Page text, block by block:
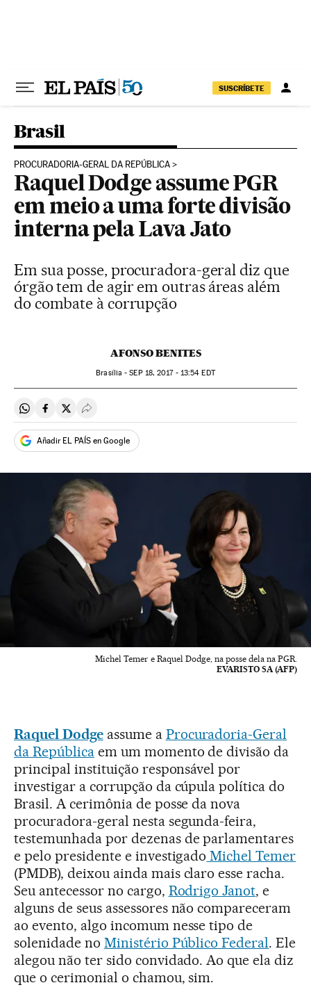
SUSCRÍBETE
Brasil
PROCURADORIA-GERAL DA REPÚBLICA
Raquel Dodge assume PGR
em meio a uma forte divisão
interna pela Lava Jato
Em sua posse, procuradora-geral diz que
órgão tem de agir em outras áreas além
do combate à corrupção
AFONSO BENITES
Brasília -SEP18, 2017 - 13:54 EDT
Compartir en Whatsapp
Compartir en Facebook
Compartir en Twitter
Desplegar Redes Sociales
Añadir EL PAÍS en Google
Michel Temer e Raquel Dodge, na posse dela na PGR.
EVARISTO SA (AFP)
Raquel Dodge assume a Procuradoria-Geral
da Repúblicaem um momento de divisão da
principal instituição responsável por
investigar a corrupção da cúpula política do
Brasil. A cerimônia de posse da nova
procuradora-geral nesta segunda-feira,
testemunhada por dezenas de parlamentares
e pelo presidente e investigado Michel Temer
(PMDB), deixou ainda mais claro esse racha.
Seu antecessor no cargo, Rodrigo Janot, e
alguns de seus assessores não compareceram
ao evento, algo incomum nesse tipo de
solenidade no Ministério Público Federal. Ele
alegou não ter sido convidado. Ao que ela diz
que o cerimonial o chamou, sim.